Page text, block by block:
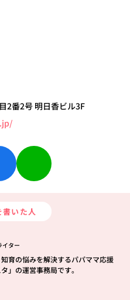
2番2号 明日香ビル3F
書いた人
イター
育の悩みを解決するパパママ応援
」の運営事務局です。